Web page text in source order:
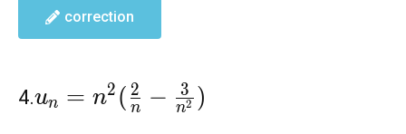
correction
4.u_n=n^2(\frac{2}
{n}-\frac{3}
un = n2 ( n
2 − n2
3 )